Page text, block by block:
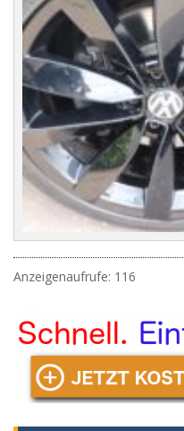
Anzeigenaufrufe: 116